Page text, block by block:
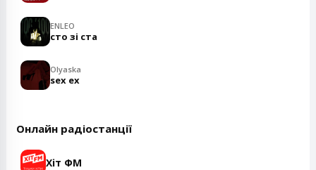
ENLEO
сто зі ста
Olyaska
sex ex
Онлайн радіостанції
Хіт ФМ